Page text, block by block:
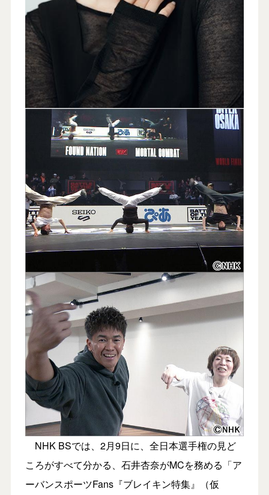
NHK BSでは、2月9日に、全日本選手権の見ど
ころがすべて分かる、石井杏奈がMCを務める「ア
ーバンスポーツFans『ブレイキン特集』（仮